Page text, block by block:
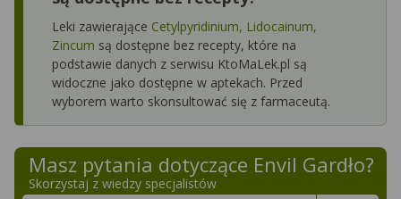
Leki zawierające Cetylpyridinium, Lidocainum,
Zincum są dostępne bez recepty, które na
podstawie danych z serwisu KtoMaLek.pl są
widoczne jako dostępne w aptekach. Przed
wyborem warto skonsultować się z farmaceutą.
Masz pytania dotyczące Envil Gardło?
Skorzystaj z wiedzy specjalistów